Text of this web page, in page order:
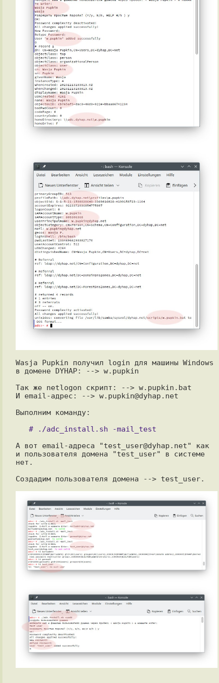
Wasja Pupkin получил login для машины Windows
в домене DYHAP: --> w.pupkin
Так же netlogon скрипт: --> w.pupkin.bat
И email-адрес: --> w.pupkin@dyhap.net
Выполним команду:
А вот email-адреса "test_user@dyhap.net" как
и пользователя домена "test_user" в системе
нет.
Создадим пользователя домена --> test_user.